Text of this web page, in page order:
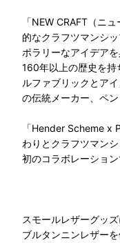
「NEW CRAFT（ニ
的なクラフツマンシ
ポラリーなアイデア
160年以上の歴史を持
ルファブリックとア
の伝統メーカー、ペン
「Hender Scheme x
わりとクラフツマン
初のコラボレーション
スモールレザーグッ
ブルタンニンレザー